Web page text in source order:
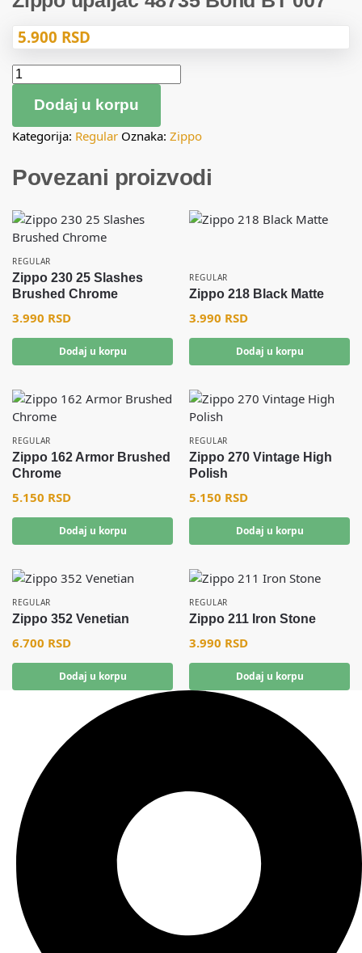
5.900 RSD
Dodaj u korpu
Kategorija: Regular Oznaka: Zippo
Povezani proizvodi
REGULAR
Zippo 230 25 Slashes
Brushed Chrome
3.990 RSD
Dodaj u korpu
REGULAR
Zippo 218 Black Matte
3.990 RSD
Dodaj u korpu
REGULAR
Zippo 162 Armor Brushed
Chrome
5.150 RSD
Dodaj u korpu
REGULAR
Zippo 270 Vintage High
Polish
5.150 RSD
Dodaj u korpu
REGULAR
Zippo 352 Venetian
6.700 RSD
Dodaj u korpu
REGULAR
Zippo 211 Iron Stone
3.990 RSD
Dodaj u korpu